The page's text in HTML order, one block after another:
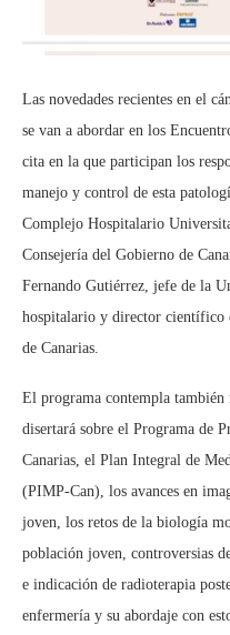
Las novedades recientes en el
se van a abordar en los
cita en la que participan los
manejo y control de esta
Complejo Hospitalario
Consejería del Gobierno de
Fernando Gutiérrez, jefe de la
hospitalario y director científico
de Canarias.
El programa contempla también
disertará sobre el Programa de
Canarias, el Plan Integral de
(PIMP-Can), los avances en
joven, los retos de la biología
población joven, controversias
e indicación de radioterapia
enfermería y su abordaje con